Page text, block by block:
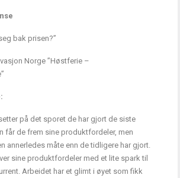
bak prisen?”
Norge ”Høstferie –
på det sporet de har gjort de siste
får de frem sine produktfordeler, men
annerledes måte enn de tidligere har gjort.
sine produktfordeler med et lite spark til
Arbeidet har et glimt i øyet som fikk